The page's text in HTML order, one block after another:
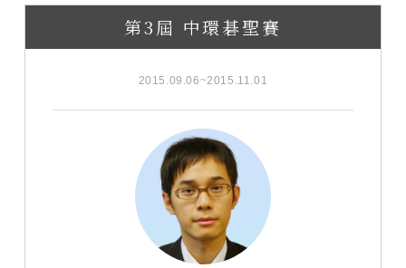
第3屆 中環碁聖賽
2015.09.06~2015.11.01